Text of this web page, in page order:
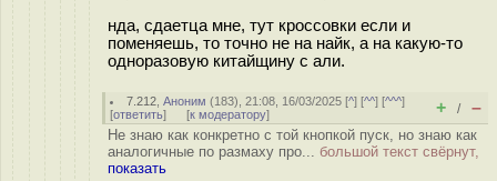
нда, сдаетца мне, тут кроссовки если и
поменяешь, то точно не на найк, а на какую-то
одноразовую китайщину с али.
7.212 ,Аноним (183), 21:08, 16/03/2025 [^] [^^] [^^^]
[ответить] [к модератору] + / –
Не знаю как конкретно с той кнопкой пуск, но знаю как
аналогичные по размаху про... большой текст свёрнут,
показать